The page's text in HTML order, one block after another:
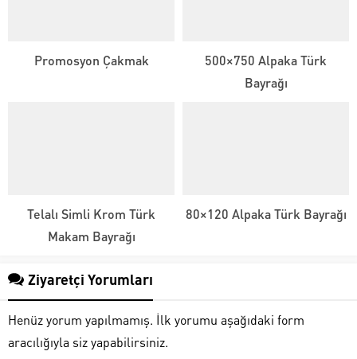
Promosyon Çakmak
500×750 Alpaka Türk
Bayrağı
Telalı Simli Krom Türk
Makam Bayrağı
80×120 Alpaka Türk Bayrağı
Ziyaretçi Yorumları
Henüz yorum yapılmamış. İlk yorumu aşağıdaki form
aracılığıyla siz yapabilirsiniz.